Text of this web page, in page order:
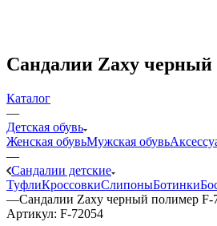
Сандалии Zaxy черный
Каталог
—
Детская обувь
Женская обувьМужская обувь
—
Сандалии детские
ТуфлиКроссовкиСлипоныБотинки
—Сандалии Zaxy черный полимер F-
Артикул: F-72054